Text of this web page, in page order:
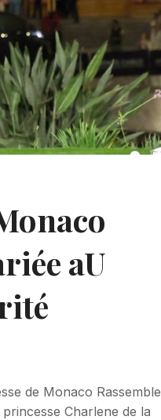
aU
de Monaco Rassemble
Charlene de la